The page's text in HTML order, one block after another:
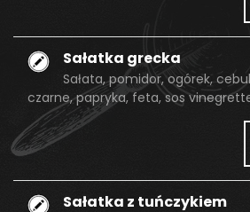
Sałatka grecka
Sałata, pomidor, ogórek,
czarne, papryka, feta, sos
Sałatka z tuńczykiem